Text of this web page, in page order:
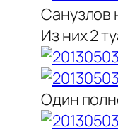
Санузлов
Из них 2
Один